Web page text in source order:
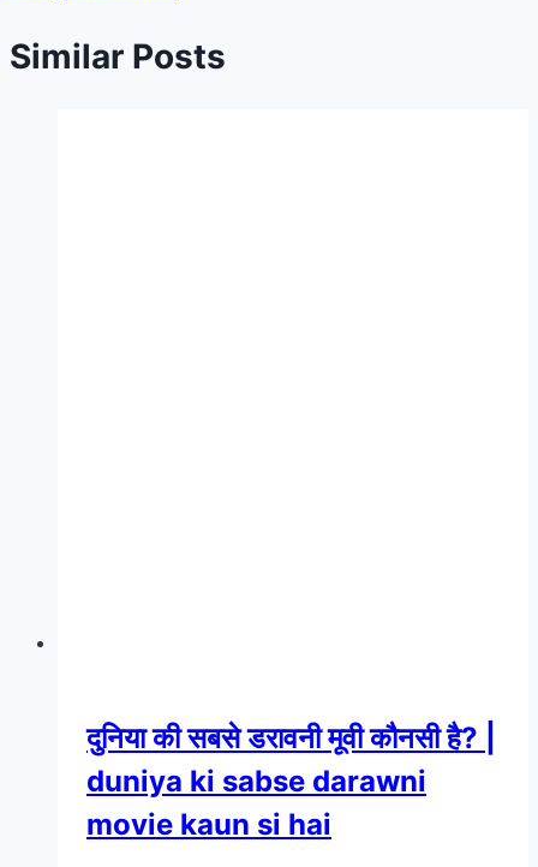
Similar Posts
दुनिया की सबसे डरावनी मूवी कौनसी है? |
duniya ki sabse darawni
movie kaun si hai